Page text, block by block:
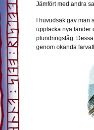
Jämfört med andra
I huvudsak gav
upptäcka nya länder
plundringståg.
genom okända